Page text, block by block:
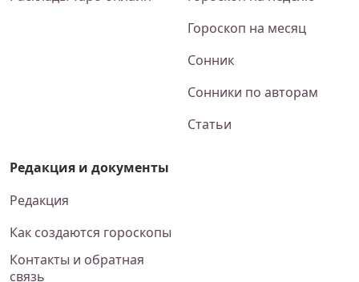
Гороскоп на месяц
Сонник
Сонники по авторам
Статьи
Редакция и документы
Редакция
Как создаются гороскопы
Контакты и обратная
связь